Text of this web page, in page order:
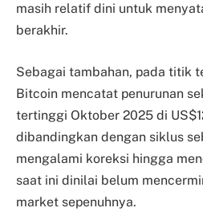
masih relatif dini untuk
berakhir.
Sebagai tambahan, pada titik
Bitcoin mencatat penurunan
tertinggi Oktober 2025 di
dibandingkan dengan siklus
mengalami koreksi hingga
saat ini dinilai belum
market sepenuhnya.